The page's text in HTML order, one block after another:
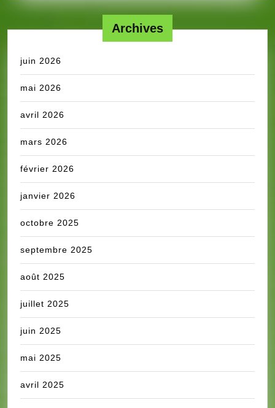
Archives
juin 2026
mai 2026
avril 2026
mars 2026
février 2026
janvier 2026
octobre 2025
septembre 2025
août 2025
juillet 2025
juin 2025
mai 2025
avril 2025